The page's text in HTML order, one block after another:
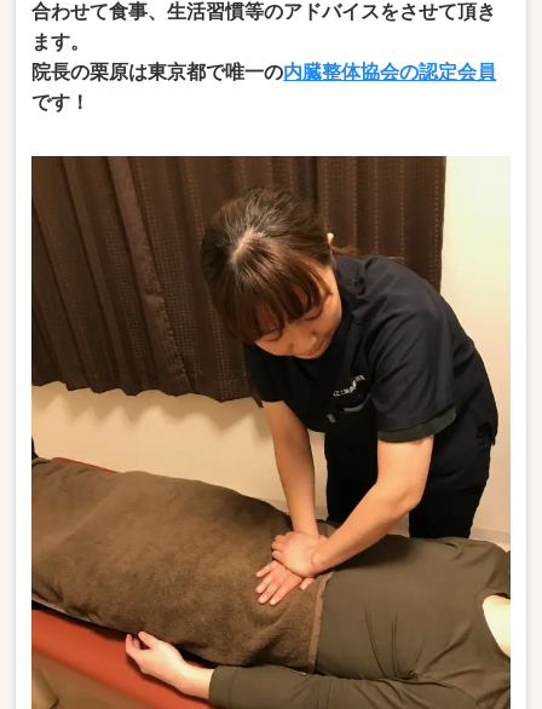
合わせて食事、生活習慣等のアドバイスをさせて頂き
ます。
院長の栗原は東京都で唯一の内臓整体協会の認定会員
です！